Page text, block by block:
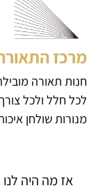
מרכז
חנות תאורה
לכל חלל ולכל
מנורות שולחן
אז מה היה